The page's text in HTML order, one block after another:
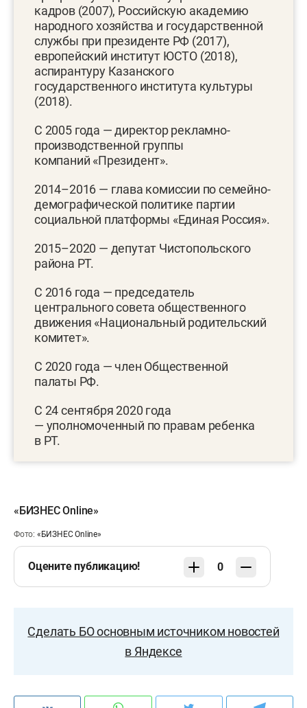
кадров (2007), Российскую академию
народного хозяйства и государственной
службы при президенте РФ (2017),
европейский институт ЮСТО (2018),
аспирантуру Казанского
государственного института культуры
(2018).
С 2005 года — директор рекламно-
производственной группы
компаний «Президент».
2014–2016 — глава комиссии по семейно-
демографической политике партии
социальной платформы «Единая Россия».
2015–2020 — депутат Чистопольского
района РТ.
С 2016 года — председатель
центрального совета общественного
движения «Национальный родительский
комитет».
С 2020 года — член Общественной
палаты РФ.
С 24 сентября 2020 года
— уполномоченный по правам ребенка
в РТ.
«БИЗНЕС Online»
Фото: «БИЗНЕС Online»
Оцените публикацию! 0
Сделать БО основным источником новостей
в Яндексе